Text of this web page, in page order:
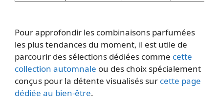
Pour approfondir les combinaisons parfumées
les plus tendances du moment, il est utile de
parcourir des sélections dédiées comme cette
collection automnale ou des choix spécialement
conçus pour la détente visualisés sur cette page
dédiée au bien-être.